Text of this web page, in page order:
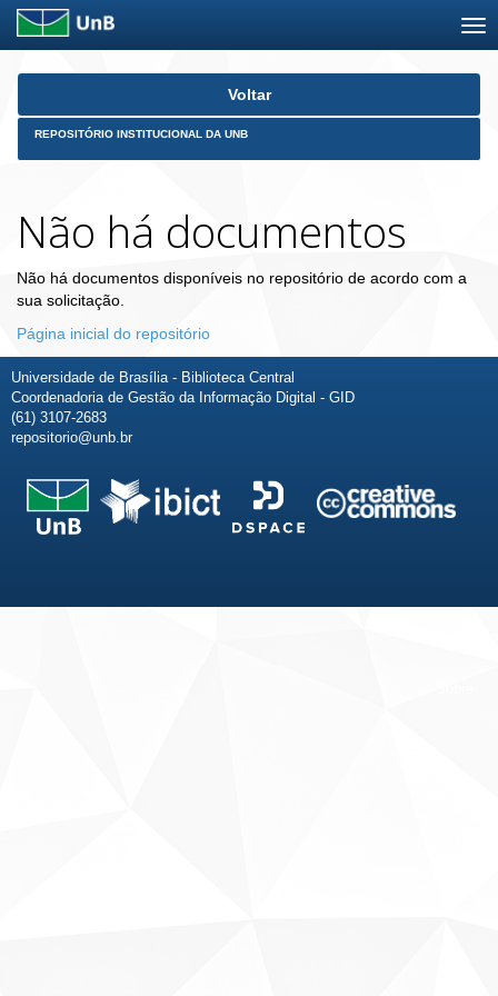
Skip
Voltar
REPOSITÓRIO INSTITUCIONAL DA UNB
Não há documentos
Não há documentos disponíveis no repositório de acordo com a
sua solicitação.
Página inicial do repositório
Universidade de Brasília - Biblioteca Central
Coordenadoria de Gestão da Informação Digital - GID
(61) 3107-2683
repositorio@unb.br